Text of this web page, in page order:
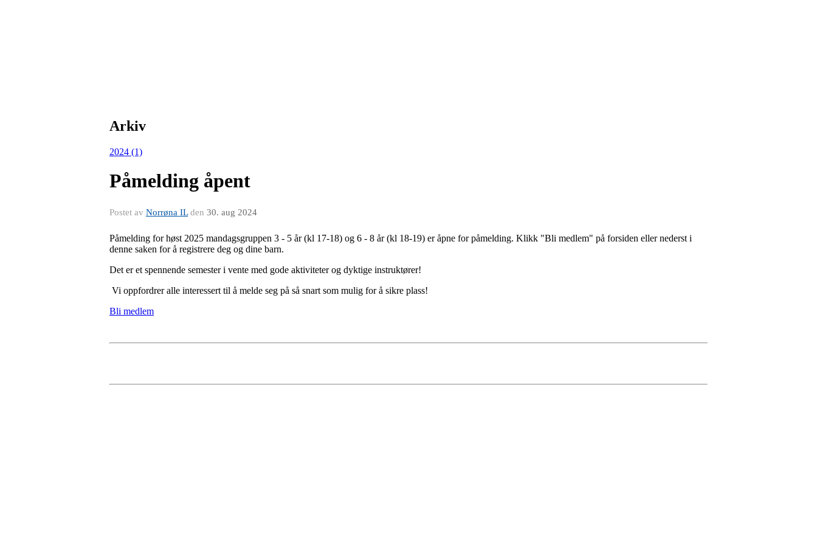
Arkiv
2024 (1)
Påmelding åpent
Postet av Norrøna ILden 30. aug 2024
Påmelding for høst 2025 mandagsgruppen 3 - 5 år (kl 17-18) og 6 - 8 år (kl 18-19) er åpne for påmelding. Klikk "Bli medlem" på forsiden eller nederst i
denne saken for å registrere deg og dine barn.
Det er et spennende semester i vente med gode aktiviteter og dyktige instruktører!
Vi oppfordrer alle interessert til å melde seg på så snart som mulig for å sikre plass!
Bli medlem